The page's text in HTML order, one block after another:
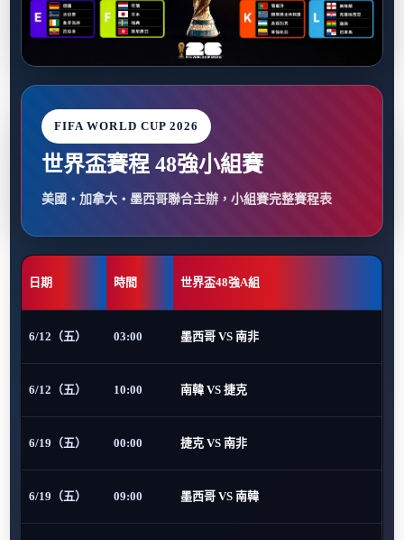
FIFA WORLD CUP 2026
世界盃賽程 48強小組賽
美國・加拿大・墨西哥聯合主辦，小組賽完整賽程表
日期 時間 世界盃48強A組
6/12（五） 03:00 墨西哥 VS 南非
6/12（五） 10:00 南韓 VS 捷克
6/19（五） 00:00 捷克 VS 南非
6/19（五） 09:00 墨西哥 VS 南韓